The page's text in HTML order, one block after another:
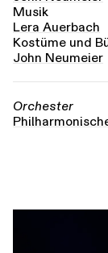
Musik
Lera Auerbach
Kostüme und
John Neumeier
Orchester